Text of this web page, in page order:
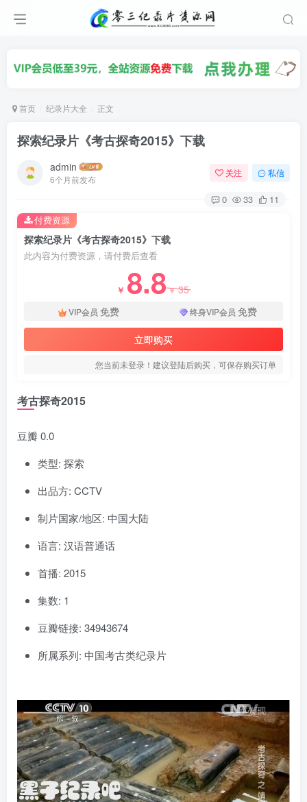
首页 纪录片大全 正文
探索纪录片《考古探奇2015》下载
admin
6个月前发布
关注 私信
0 33 11
探索纪录片《考古探奇2015》下载
此内容为付费资源，请付费后查看
￥ 8.8￥35
VIP会员 免费 终身VIP会员 免费
立即购买
您当前未登录！建议登陆后购买，可保存购买订单
付费资源
考古探奇2015
豆瓣 0.0
类型: 探索
出品方: CCTV
制片国家/地区: 中国大陆
语言: 汉语普通话
首播: 2015
集数: 1
豆瓣链接: 34943674
所属系列: 中国考古类纪录片